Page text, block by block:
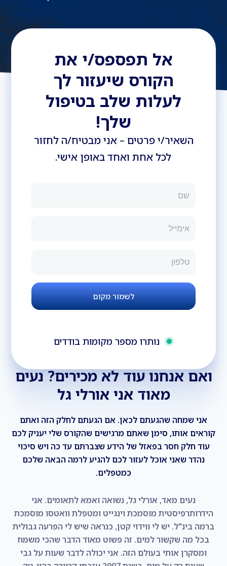
אל תפספס/י את
הקורס שיעזור לך
לעלות שלב בטיפול
שלך!
השאיר/י פרטים – אני מבטיח/ה לחזור
לכל אחת ואחד באופן אישי.
נותרו מספר מקומות בודדים
ואם אנחנו עוד לא מכירים? נעים
מאוד אני אורלי גל
אני שמחה שהגעתם לכאן. אם הגעתם לחלק הזה ואתם
קוראים אותו, סימן שאתם מרגישים שהקורס שלי יעניק לכם
עוד חלק חסר בפאזל של הידע שצברתם עד כה ויש סיכוי
נהדר שאני אוכל לעזור לכם להגיע לרמה הבאה שלכם
כמטפלים.
נעים מאד, אורלי גל, נשואה ואמא לתאומים. אני
הידרותרפיסטית מוסמכת וינגייט ומטפלת וואטסו מוסמכת
ברמה בינ"ל. יש לי ווידוי קטן, כנראה שיש לי הפרעה גבולית
בכל מה שקשור למים. זה פשוט מאוד הדבר שהכי משמח
ומסקרן אותי בעולם הזה. אני יכולה לדבר שעות על גבי